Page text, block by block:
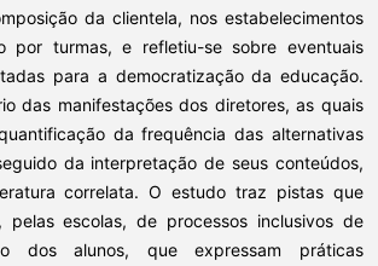
da clientela, nos estabelecimentos
por turmas, e refletiu-se sobre eventuais
para a democratização da educação.
das manifestações dos diretores, as quais
da frequência das alternativas
da interpretação de seus conteúdos,
correlata. O estudo traz pistas que
pelas escolas, de processos inclusivos de
dos alunos, que expressam práticas